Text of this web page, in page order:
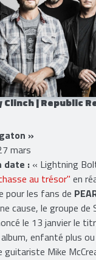
Clinch | Republic
»
mars
date : « Lightning
au trésor" en
pour les fans de
cause, le groupe
le 13 janvier le
enfanté plus
guitariste Mike